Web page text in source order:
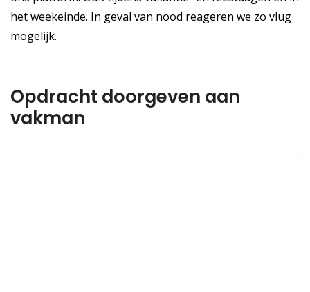
het weekeinde. In geval van nood reageren we zo vlug
mogelijk.
Opdracht doorgeven aan
vakman